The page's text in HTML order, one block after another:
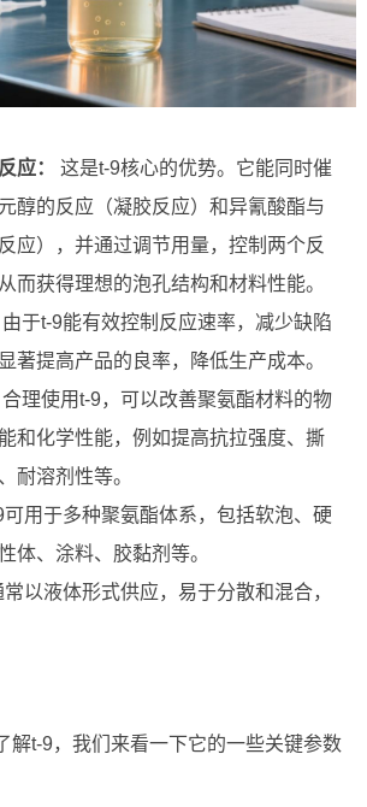
应：
这是t-9核心的优势。它能同时催
醇的反应（凝胶反应）和异氰酸酯与
应），并通过调节用量，控制两个反
而获得理想的泡孔结构和材料性能。
由于t-9能有效控制反应速率，减少缺陷
著提高产品的良率，降低生产成本。
合理使用t-9，可以改善聚氨酯材料的物
和化学性能，例如提高抗拉强度、撕
耐溶剂性等。
可用于多种聚氨酯体系，包括软泡、硬
体、涂料、胶黏剂等。
常以液体形式供应，易于分散和混合，
解t-9，我们来看一下它的一些关键参数